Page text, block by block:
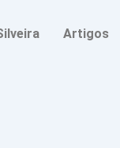
Artigos